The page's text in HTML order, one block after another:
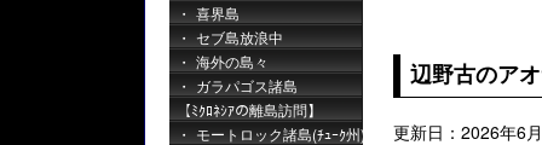
辺野古のア
更新日：2026年6
喜界島
セブ島放浪中
海外の島々
ガラパゴス諸島
【ﾐｸﾛﾈｼｱの離島訪問】
モートロック諸島(ﾁｭｰｸ州)